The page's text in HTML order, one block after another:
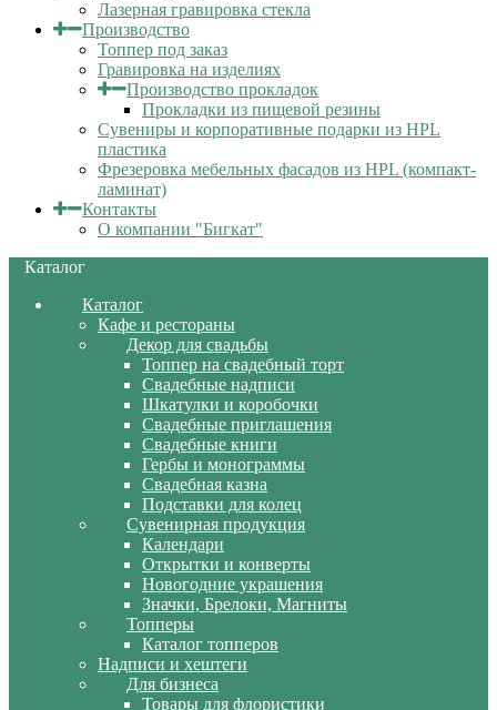
Лазерная гравировка стекла
Производство
Топпер под заказ
Гравировка на изделиях
Производство прокладок
Прокладки из пищевой резины
Сувениры и корпоративные подарки из HPL
пластика
Фрезеровка мебельных фасадов из HPL (компакт-
ламинат)
Контакты
О компании "Бигкат"
Каталог
Каталог
Кафе и рестораны
Декор для свадьбы
Топпер на свадебный торт
Свадебные надписи
Шкатулки и коробочки
Свадебные приглашения
Свадебные книги
Гербы и монограммы
Свадебная казна
Подставки для колец
Сувенирная продукция
Календари
Открытки и конверты
Новогодние украшения
Значки, Брелоки, Магниты
Топперы
Каталог топперов
Надписи и хештеги
Для бизнеса
Товары для флористики